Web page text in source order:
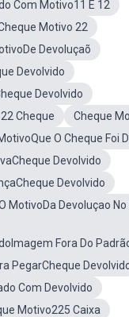
Com Motivo11 E 12
Motivo 22
Devoluçaõ
Devolvido
Devolvido
Cheque
Cheque
O Cheque Foi
Devolvido
Devolvido
MotivoDa Devoluçao No
Fora Do
PegarCheque
Com Devolvido
Motivo225 Caixa